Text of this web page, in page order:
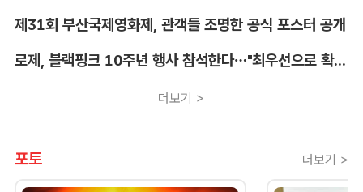
제31회 부산국제영화제, 관객들 조명한 공식 포스터 공개
로제, 블랙핑크 10주년 행사 참석한다…"최우선으로 확정"
더보기 >
포토 더보기 >